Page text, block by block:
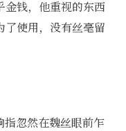
金钱，他重视的东西
了使用，没有丝毫留
忽然在魏丝眼前乍